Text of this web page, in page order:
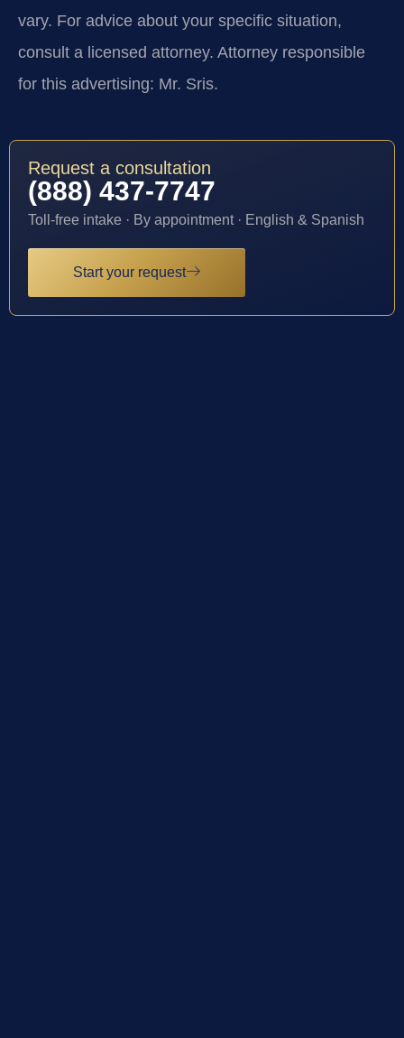
vary. For advice about your specific situation,
consult a licensed attorney. Attorney responsible
for this advertising: Mr. Sris.
Request a consultation
(888) 437-7747
Toll-free intake · By appointment · English & Spanish
Start your request